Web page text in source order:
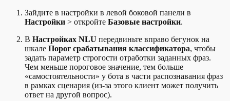
Зайдите в настройки в левой боковой панели в
Настройки > откройте Базовые настройки.
В Настройках NLU передвиньте вправо бегунок на
шкале Порог срабатывания классификатора, чтобы
задать параметр строгости отработки заданных фраз.
Чем меньше пороговое значение, тем больше
«самостоятельности» у бота в части распознавания фраз
в рамках сценария (из-за этого клиент может получить
ответ на другой вопрос).